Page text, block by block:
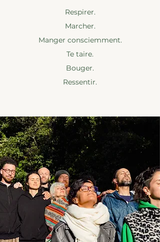
Respirer.
Marcher.
Manger consciemment.
Te taire.
Bouger.
Ressentir.